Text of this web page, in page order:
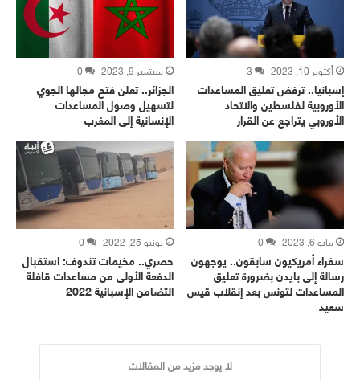
أكتوبر 10, 2023 3
إسبانيا.. ترفض تعليق المساعدات
الأوروبية لفلسطين والاتحاد
الأوروبي يتراجع عن القرار
سبتمبر 9, 2023 0
الجزائر.. تعلن فتح مجالها الجوي
لتسهيل وصول المساعدات
الإنسانية إلى المغرب
مايو 6, 2023 0
سفراء أمريكيون سابقون.. يوجهون
رسالة إلى بايدن بضرورة تعليق
المساعدات لتونس بعد إنقلاب قيس
سعيد
يونيو 25, 2022 0
حصري.. مخيمات تندوف: استقبال
الدفعة الأولى من مساعدات قافلة
التضامن الإسبانية 2022
لا يوجد مزيد من المقالات